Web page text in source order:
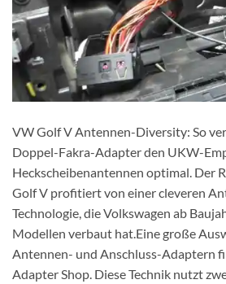
VW Golf V Antennen-Diversity: So
Doppel-Fakra-Adapter den UKW-
Heckscheibenantennen optimal. Der
Golf V profitiert von einer cleveren
Technologie, die Volkswagen ab
Modellen verbaut hat.Eine große
Antennen- und Anschluss-Adaptern
Adapter Shop. Diese Technik nutzt